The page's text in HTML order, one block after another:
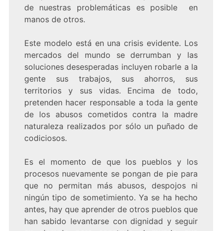
de nuestras problemáticas es posible en
manos de otros.
Este modelo está en una crisis evidente. Los
mercados del mundo se derrumban y las
soluciones desesperadas incluyen robarle a la
gente sus trabajos, sus ahorros, sus
territorios y sus vidas. Encima de todo,
pretenden hacer responsable a toda la gente
de los abusos cometidos contra la madre
naturaleza realizados por sólo un puñado de
codiciosos.
Es el momento de que los pueblos y los
procesos nuevamente se pongan de pie para
que no permitan más abusos, despojos ni
ningún tipo de sometimiento. Ya se ha hecho
antes, hay que aprender de otros pueblos que
han sabido levantarse con dignidad y seguir